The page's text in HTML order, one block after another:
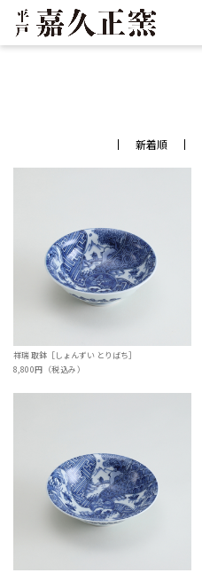
新着順
祥瑞 取鉢［しょんずい とりばち］
8,800円（税込み）